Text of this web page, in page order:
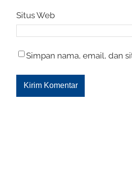
Situs Web
Simpan nama, email, dan